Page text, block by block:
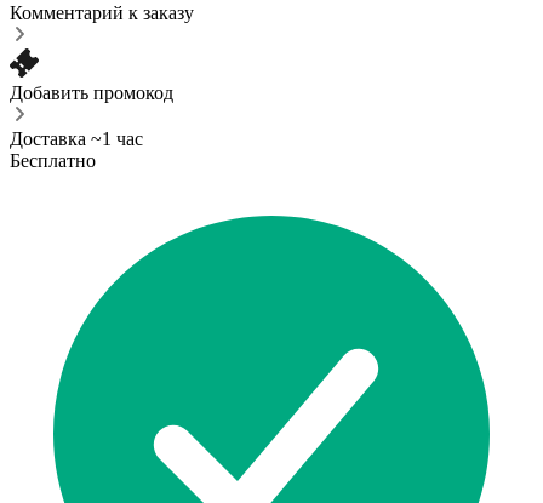
Комментарий к заказу
Добавить промокод
Доставка ~1 час
Бесплатно